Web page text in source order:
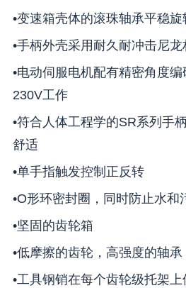
•变速箱壳体的滚珠轴承平稳
•手柄外壳采用耐久耐冲击尼
•电动伺服电机配有精密角度
230V工作
•符合人体工程学的SR系列手
舒适
•单手指触发控制正反转
•O形环密封圈，同时防止水和
•坚固的齿轮箱
•低摩擦的齿轮，高强度的轴承
•工具钢销在每个齿轮级托架上